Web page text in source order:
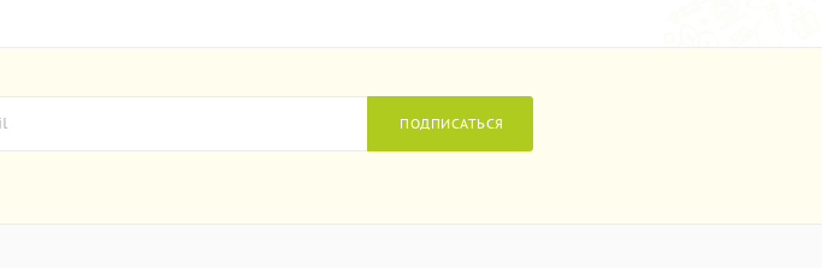
ПОДПИСАТЬСЯ